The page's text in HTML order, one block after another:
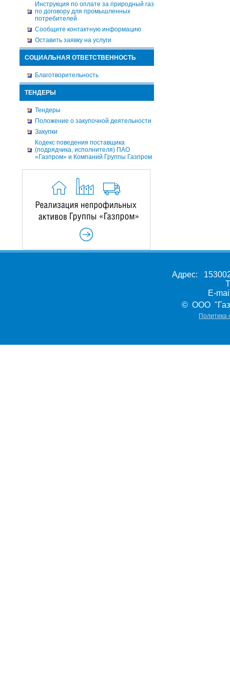
Инструкция по оплате за природный газ
по договору для промышленных
потребителей
Сообщите контактную информацию
Оставить заявку на услуги
СОЦИАЛЬНАЯ ОТВЕТСТВЕННОСТЬ
Благотворительность
ТЕНДЕРЫ
Тендеры
Положение о закупочной деятельности
Закупки
Кодекс поведения поставщика
(подрядчика, исполнителя) ПАО
«Газпром» и Компаний Группы Газпром
Адрес:
E-
© ООО
Политика